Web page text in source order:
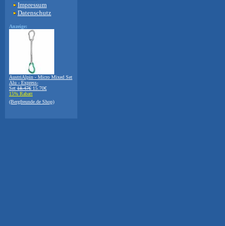
Impressum
Datenschutz
Anzeige:
AustriAlpin - Micro Mixed Set
Alu - Express-
Set 18.47€ 15.70€
15% Rabatt
(Bergfreunde.de Shop)